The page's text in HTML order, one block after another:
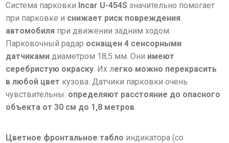
Система парковки Incar U-454S значительно помогает
при парковке и снижает риск повреждения
автомобиля при движении задним ходом.
Парковочный радар оснащен 4 сенсорными
датчиками диаметром 18,5 мм. Они имеют
серебристую окраску. Их легко можно перекрасить
в любой цвет кузова. Датчики парковки очень
чувствительны: определяют расстояние до опасного
объекта от 30 см до 1,8 метров.
Цветное фронтальное табло индикатора (со